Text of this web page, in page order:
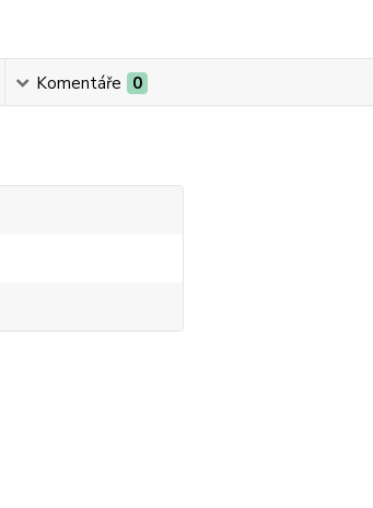
Komentáře 0